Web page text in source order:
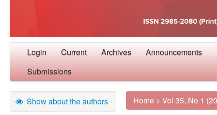
Login Current Archives Announcements
Submissions
Show about the authors Home > Vol 35, No 1